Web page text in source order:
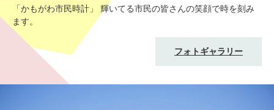
「かもがわ市民時計」 輝いてる市民の皆さんの笑顔で時を刻み
ます。
フォトギャラリー